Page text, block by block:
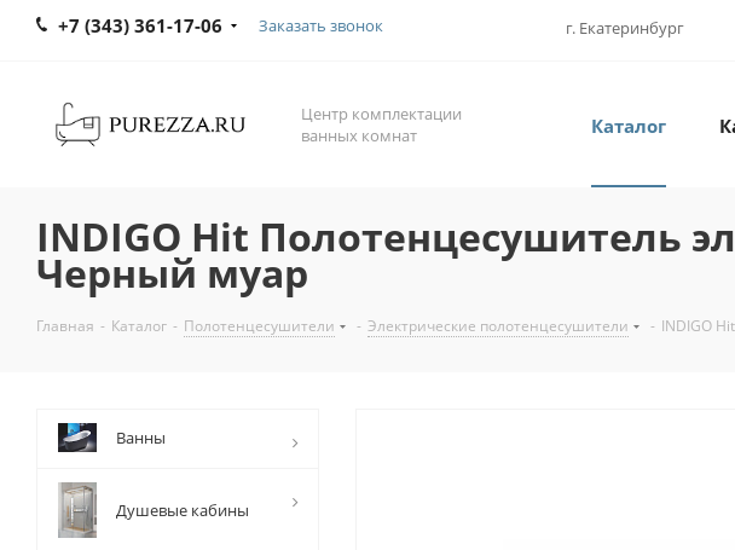
+7 (343) 361-17-06 Заказать звонок г. Екатеринбург
Центр комплектации
ванных комнат
Каталог
INDIGO Hit Полотенцесушитель
Черный муар
Главная - Каталог - Полотенцесушители - Электрические полотенцесушители - INDIGO
Ванны
Душевые кабины